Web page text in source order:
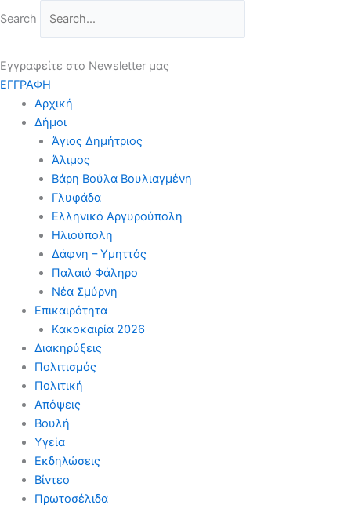
στο
Search
Εγγραφείτε στο Newsletter μας
ΕΓΓΡΑΦΗ
Αρχική
Δήμοι
Άγιος Δημήτριος
Άλιμος
Βάρη Βούλα Βουλιαγμένη
Γλυφάδα
Ελληνικό Αργυρούπολη
Ηλιούπολη
Δάφνη – Υμηττός
Παλαιό Φάληρο
Νέα Σμύρνη
Επικαιρότητα
Κακοκαιρία 2026
Διακηρύξεις
Πολιτισμός
Πολιτική
Απόψεις
Βουλή
Υγεία
Εκδηλώσεις
Βίντεο
Πρωτοσέλιδα